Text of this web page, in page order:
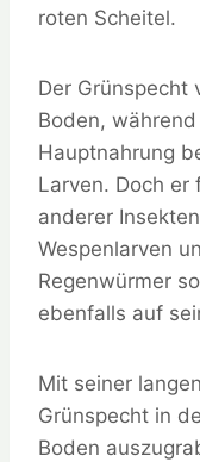
roten Scheitel.
Der Grünspecht
Boden,
Hauptnahrung
Larven. Doch er
anderer
Wespenlarven
Regenwürmer
ebenfalls auf
Mit seiner
Grünspecht in
Boden